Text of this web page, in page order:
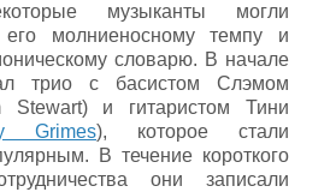
музыканты могли
его молниеносному темпу и
словарю. В начале
трио с басистом Слэмом
Stewart) и гитаристом Тини
Grimes), которое стали
В течение короткого
они записали